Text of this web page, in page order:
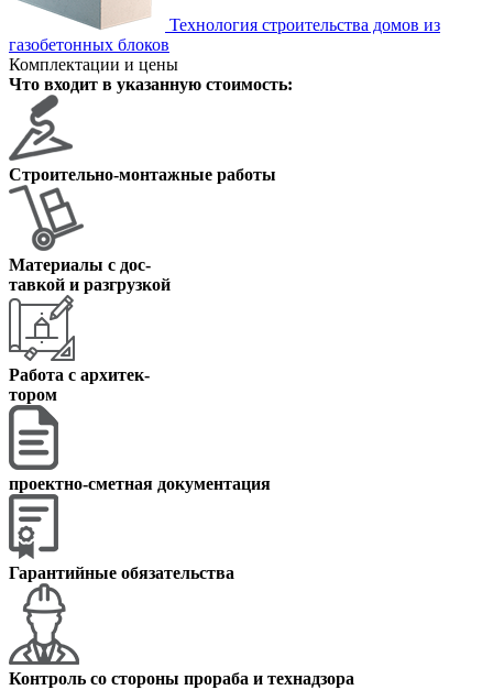
Технология строительства домов из
газобетонных блоков
Комплектации и цены
Что входит в указанную стоимость:
Строительно-монтажные работы
Материалы с дос-
тавкой и разгрузкой
Работа с архитек-
тором
проектно-сметная документация
Гарантийные обязательства
Контроль со стороны прораба и технадзора